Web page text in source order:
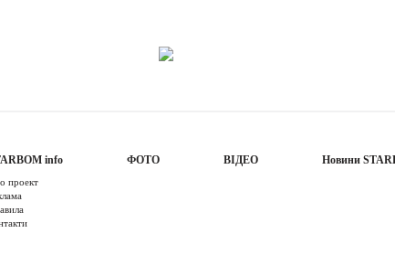
info
проект
ФОТО ВІДЕО Новини